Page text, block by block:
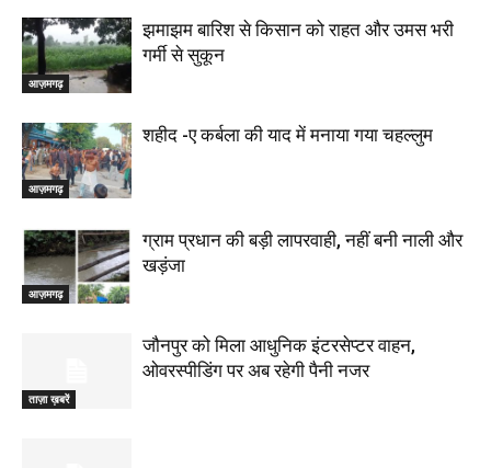
आज़मगढ़
झमाझम बारिश से किसान को राहत और उमस भरी
गर्मी से सुकून
आज़मगढ़
शहीद -ए कर्बला की याद में मनाया गया चहल्लुम
आज़मगढ़
ग्राम प्रधान की बड़ी लापरवाही, नहीं बनी नाली और
खड़ंजा
ताज़ा ख़बरें
जौनपुर को मिला आधुनिक इंटरसेप्टर वाहन,
ओवरस्पीडिंग पर अब रहेगी पैनी नजर